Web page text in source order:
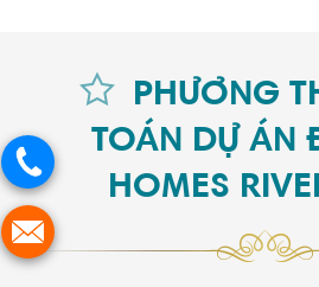
PHƯƠNG
TOÁN DỰ ÁN
HOMES